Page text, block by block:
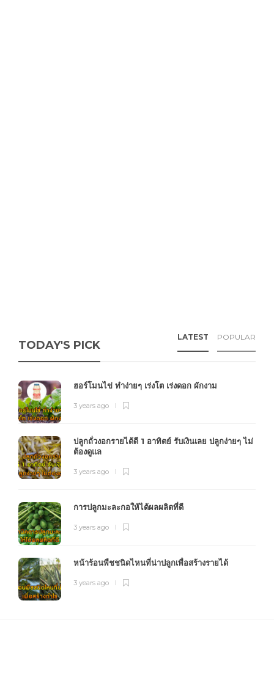
TODAY'S PICK
LATEST POPULAR
ฮอร์โมนไข่ ทำง่ายๆ เร่งโต เร่งดอก ผักงาม
3 years ago
ปลูกถั่วงอกรายได้ดี 1 อาทิตย์ รับเงินเลย ปลูกง่ายๆ ไม่
ต้องดูแล
3 years ago
การปลูกมะละกอให้ได้ผลผลิตที่ดี
3 years ago
หน้าร้อนพืชชนิดไหนที่น่าปลูกเพื่อสร้างรายได้
3 years ago